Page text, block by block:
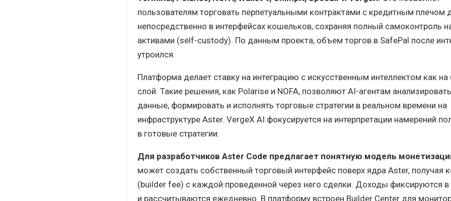
пользователям торговать перпетуальными контрактами с кредитным плечом
непосредственно в интерфейсах кошельков, сохраняя полный самоконтроль
активами (self-custody). По данным проекта, объем торгов в SafePal после
утроился.
Платформа делает ставку на интеграцию с искусственным интеллектом как
слой. Такие решения, как Polarise и NOFA, позволяют AI-агентам
данные, формировать и исполнять торговые стратегии в реальном времени на
инфраструктуре Aster. VergeX AI фокусируется на интерпретации намерений
в готовые стратегии.
Для разработчиков Aster Code предлагает понятную модель
может создать собственный торговый интерфейс поверх ядра Aster, получая
(builder fee) с каждой проведенной через него сделки. Доходы фиксируются в
и рассчитываются ежедневно. В платформу встроен Builder Center для